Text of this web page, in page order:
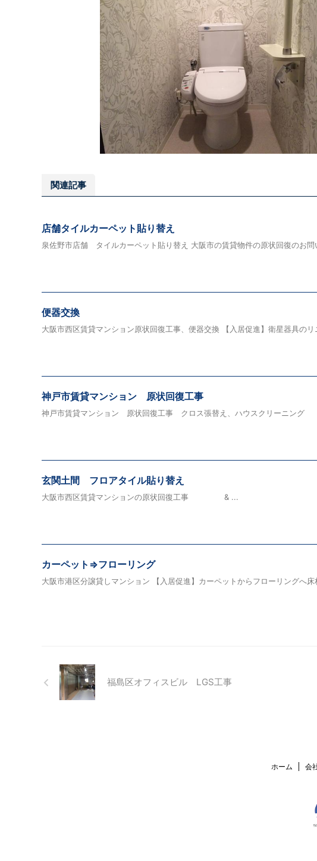
関連記事
店舗タイルカーペット貼り替え
泉佐野市店舗 タイルカーペット貼り替え 大阪市の賃貸物件の原状回復のお
便器交換
大阪市西区賃貸マンション原状回復工事、便器交換 【入居促進】衛星器具の
神戸市賃貸マンション 原状回復工事
神戸市賃貸マンション 原状回復工事 クロス張替え、ハウスクリーニング
玄関土間 フロアタイル貼り替え
大阪市西区賃貸マンションの原状回復工事 & ...
カーペット⇒フローリング
大阪市港区分譲貸しマンション 【入居促進】カーペットからフローリングへ
福島区オフィスビル LGS工事
ホーム 会